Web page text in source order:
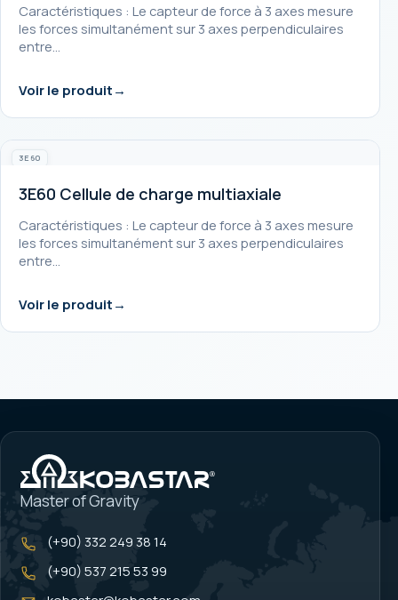
Caractéristiques : Le capteur de force à 3 axes mesure
les forces simultanément sur 3 axes perpendiculaires
entre…
Voir le produit
3E60
3E60 Cellule de charge multiaxiale
Caractéristiques : Le capteur de force à 3 axes mesure
les forces simultanément sur 3 axes perpendiculaires
entre…
Voir le produit
Master of Gravity
(+90) 332 249 38 14
(+90) 537 215 53 99